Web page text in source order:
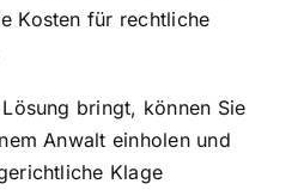
Kosten für rechtliche
bringt, können Sie
Anwalt einholen und
Klage